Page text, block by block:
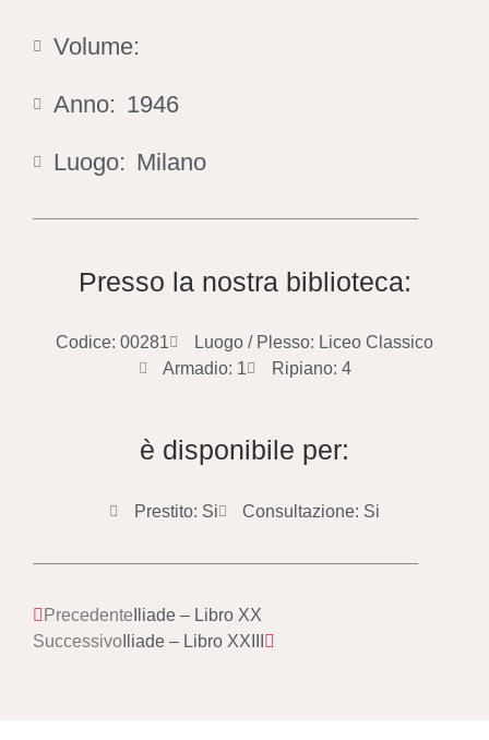
Volume:
Anno: 1946
Luogo: Milano
Presso la nostra biblioteca:
Codice: 00281
Luogo / Plesso: Liceo Classico
Armadio: 1
Ripiano: 4
è disponibile per:
Prestito: Si Consultazione: Si
Precedente Iliade – Libro XX
Successivo Iliade – Libro XXIII